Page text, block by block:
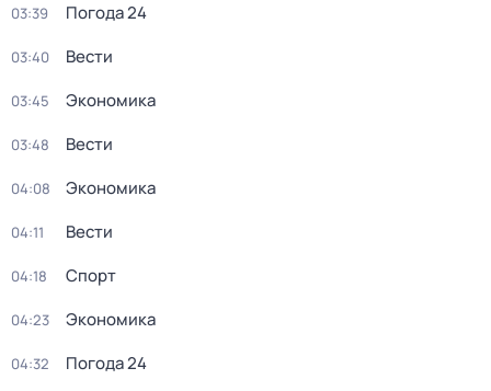
03:39 Погода 24
03:40 Вести
03:45 Экономика
03:48 Вести
04:08 Экономика
04:11 Вести
04:18 Спорт
04:23 Экономика
04:32 Погода 24